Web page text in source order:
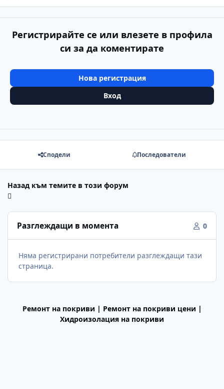
Регистрирайте се или влезете в профила
си за да коментирате
Нова регистрация
Вход
Сподели Последователи
Назад към темите в този форум
Разглеждащи в момента 0
Няма регистрирани потребители разглеждащи тази
страница.
Ремонт на покриви | Ремонт на покриви цени |
Хидроизолация на покриви